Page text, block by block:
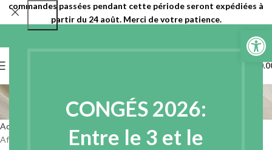
CONGÉS 2026:
Entre le 3 et le
Ouvrir
Entoilages non tissés
Catégories
Accueil
Affichage de 25–36 sur 40 résultats
commandes passées pendant cette période seront expédiées à
partir du 24 août. Merci de votre patience.